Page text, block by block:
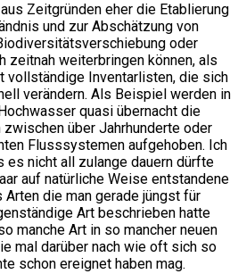
Zeitgründen eher die Etablierung
und zur Abschätzung von
oder
zeitnah weiterbringen können, als
vollständige Inventarlisten, die sich
verändern. Als Beispiel werden in
quasi übernacht die
über Jahrhunderte oder
Flusssystemen aufgehoben. Ich
nicht all zulange dauern dürfte
auf natürliche Weise entstandene
die man gerade jüngst für
Art beschrieben hatte
manche Art in so mancher neuen
mal darüber nach wie oft sich so
schon ereignet haben mag.